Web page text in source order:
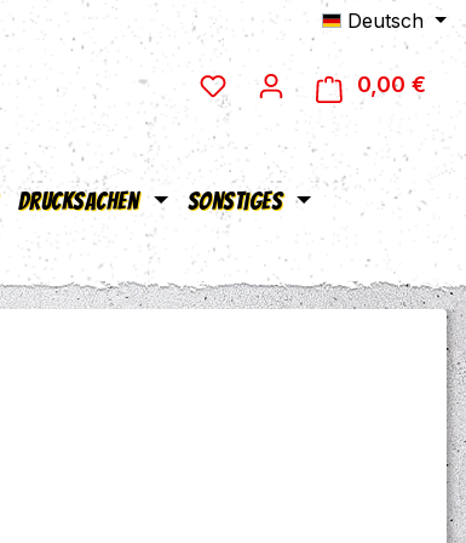
Deutsch
0,00 €
Drucksachen Sonstiges